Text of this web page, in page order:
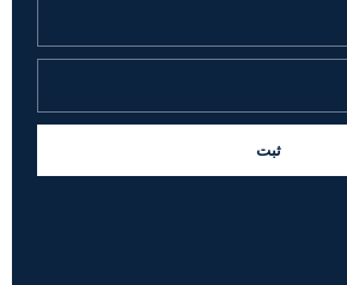
ثبت